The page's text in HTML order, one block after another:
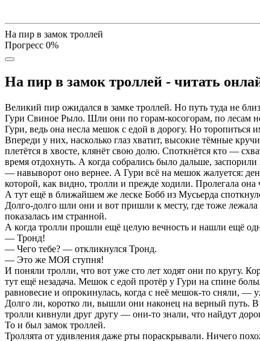
На пир в замок троллей
Прогресс 0%
На пир в замок троллей - читать
Великий пир ожидался в замке троллей. Но путь туда не
Гури Свиное Рыло. Шли они по горам-косогорам, по лесам
Гури, ведь она несла мешок с едой в дорогу. Но
Впереди у них, насколько глаз хватит, высокие тёмные
плетётся в хвосте, клянёт свою долю. Споткнётся кто —
время отдохнуть. А когда собрались было дальше,
— навыворот оно вернее. А Гури всё на мешок жалуется:
которой, как видно, тролли и прежде ходили. Пролегала она
А тут ещё в ближайшем же леске Бобб из Мусьерда
Долго-долго шли они и вот пришли к месту, где тоже лежала
показалась им странной.
А когда тролли прошли ещё целую вечность и нашли ещё
— Тронд!
— Чего тебе? — откликнулся Тронд.
— Это же МОЯ ступня!
И поняли тролли, что вот уже сто лет ходят они по кругу.
тут ещё незадача. Мешок с едой протёр у Гури на спине
равновесие и опрокинулась, когда с неё мешок-то сняли, —
Долго ли, коротко ли, вышли они наконец на верный путь. В
тролли кивнули друг другу — они-то знали, что найдут
То и был замок троллей.
Троллята от удивления даже рты пораскрывали. Ничего